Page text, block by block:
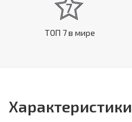
ТОП 7 в мире
Характеристики